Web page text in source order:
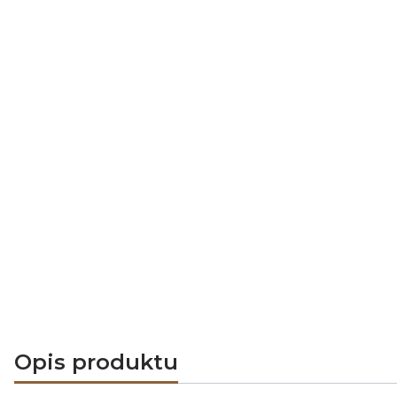
Opis produktu